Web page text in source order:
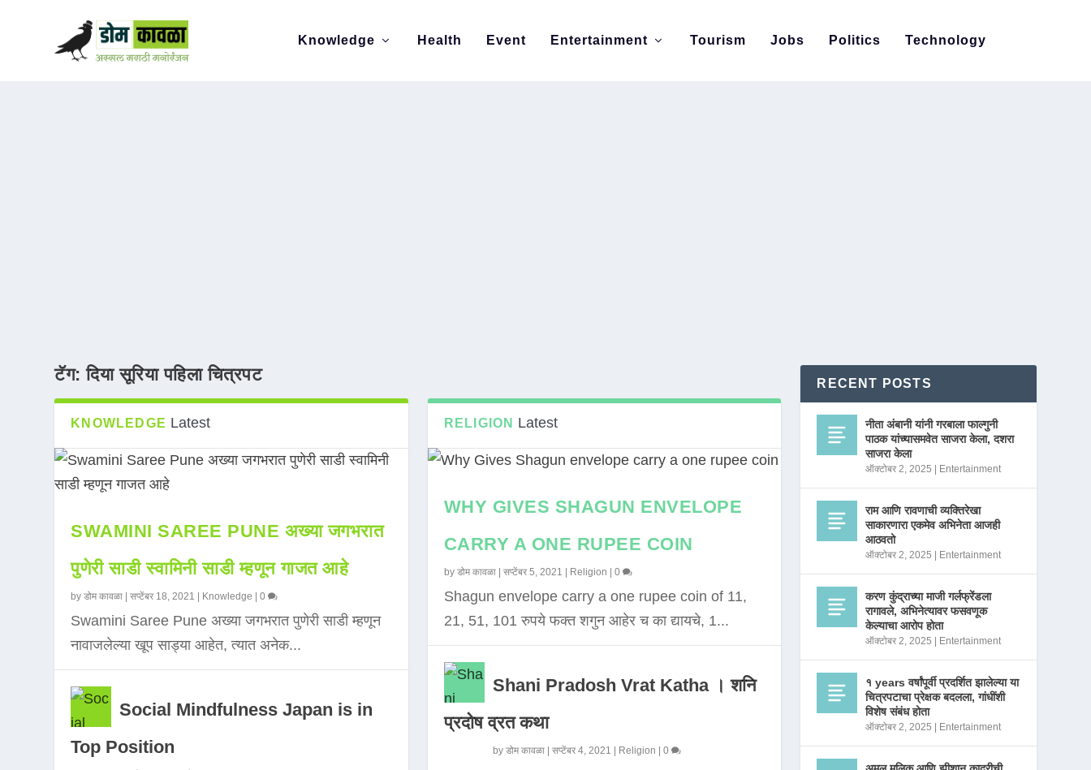
Knowledge Health Event Entertainment Tourism Jobs Politics Technology
टॅग:दिया सूरिया पहिला चित्रपट
KNOWLEDGE Latest
SWAMINI SAREE PUNE अख्या जगभरात
पुणेरी साडी स्वामिनी साडी म्हणून गाजत आहे
byडोम कावळा |सप्टेंबर 18, 2021 Knowledge |0
Swamini Saree Pune अख्या जगभरात पुणेरी साडी म्हणून
नावाजलेल्या खूप साड्या आहेत, त्यात अनेक...
Social Mindfulness Japan is in
Top Position
RELIGION Latest
WHY GIVES SHAGUN ENVELOPE
CARRY A ONE RUPEE COIN
by डोम कावळा| सप्टेंबर 5, 2021 Religion 0
Shagun envelope carry a one rupee coin of 11,
21, 51, 101 रुपये फक्त शगुन आहेर च का द्यायचे, 1...
Shani Pradosh Vrat Katha । शनि
प्रदोष व्रत कथा
by डोम कावळा| सप्टेंबर 4, 2021 Religion 0
RECENT POSTS
नीता अंबानी यांनी गरबाला फाल्गुनी
पाठक यांच्यासमवेत साजरा केला, दशरा
साजरा केला
ऑक्टोबर 2, 2025 Entertainment
राम आणि रावणाची व्यक्तिरेखा
साकारणारा एकमेव अभिनेता आजही
आठवतो
ऑक्टोबर 2, 2025 Entertainment
करण कुंद्राच्या माजी गर्लफ्रेंडला
रागावले, अभिनेत्यावर फसवणूक
केल्याचा आरोप होता
ऑक्टोबर 2, 2025 Entertainment
१ years वर्षांपूर्वी प्रदर्शित झालेल्या या
चित्रपटाचा प्रेक्षक बदलला, गांधींशी
विशेष संबंध होता
ऑक्टोबर 2, 2025 Entertainment